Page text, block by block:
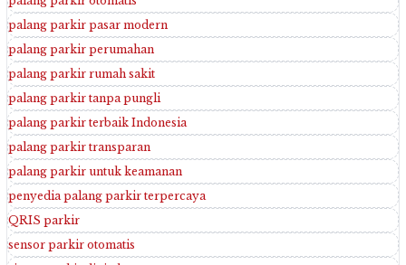
palang parkir pasar modern
palang parkir perumahan
palang parkir rumah sakit
palang parkir tanpa pungli
palang parkir terbaik Indonesia
palang parkir transparan
palang parkir untuk keamanan
penyedia palang parkir terpercaya
QRIS parkir
sensor parkir otomatis